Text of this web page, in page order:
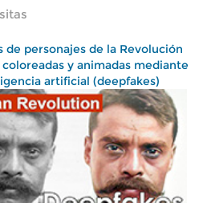
de personajes de la Revolución
y animadas mediante
artificial (deepfakes)